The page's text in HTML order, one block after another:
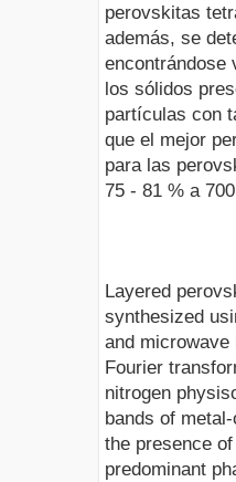
perovskitas
además, se
encontrándose
los sólidos
partículas con
que el mejor
para las
75 - 81 % a
Layered
synthesized
and
Fourier
nitrogen
bands of
the presence
predominant